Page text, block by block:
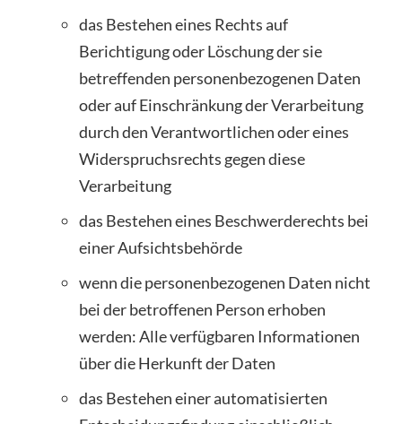
das Bestehen eines Rechts auf
Berichtigung oder Löschung der sie
betreffenden personenbezogenen Daten
oder auf Einschränkung der Verarbeitung
durch den Verantwortlichen oder eines
Widerspruchsrechts gegen diese
Verarbeitung
das Bestehen eines Beschwerderechts bei
einer Aufsichtsbehörde
wenn die personenbezogenen Daten nicht
bei der betroffenen Person erhoben
werden: Alle verfügbaren Informationen
über die Herkunft der Daten
das Bestehen einer automatisierten